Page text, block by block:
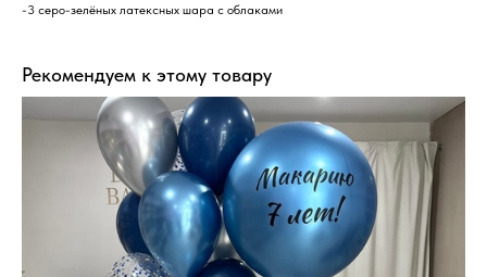
-3 серо-зелёных латексных шара с облаками
Рекомендуем к этому товару